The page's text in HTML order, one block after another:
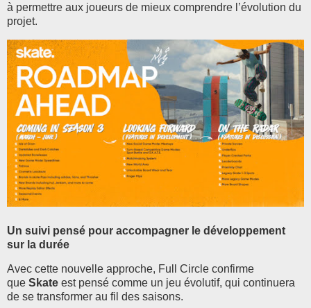
à permettre aux joueurs de mieux comprendre l’évolution du
projet.
Un suivi pensé pour accompagner le développement
sur la durée
Avec cette nouvelle approche, Full Circle confirme
que Skate est pensé comme un jeu évolutif, qui continuera
de se transformer au fil des saisons.